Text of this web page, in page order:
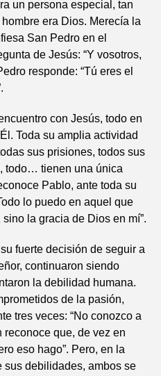
un persona especial, tan
era Dios. Merecía la
San Pedro en el
de Jesús: “Y vosotros,
responde: “Tú eres el
con Jesús, todo en
Toda su amplia actividad
sus prisiones, todos sus
todo… tienen una única
Pablo, ante toda su
lo puedo en aquel que
la gracia de Dios en mí”.
fuerte decisión de seguir a
continuaron siendo
la debilidad humana.
de la pasión,
tres veces: “No conozco a
reconoce que, de vez en
eso hago”. Pero, en la
sus debilidades, ambos se